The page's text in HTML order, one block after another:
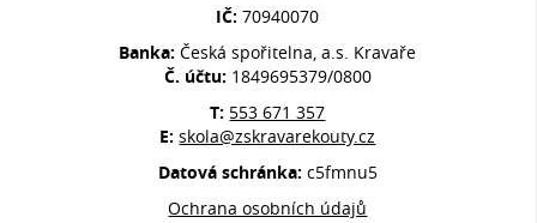
IČ:70940070
Banka:Česká spořitelna, a.s. Kravaře
Č. účtu: 1849695379/0800
T: 553 671 357
E:skola@zskravarekouty.cz
Datová schránka: c5fmnu5
Ochrana osobních údajů